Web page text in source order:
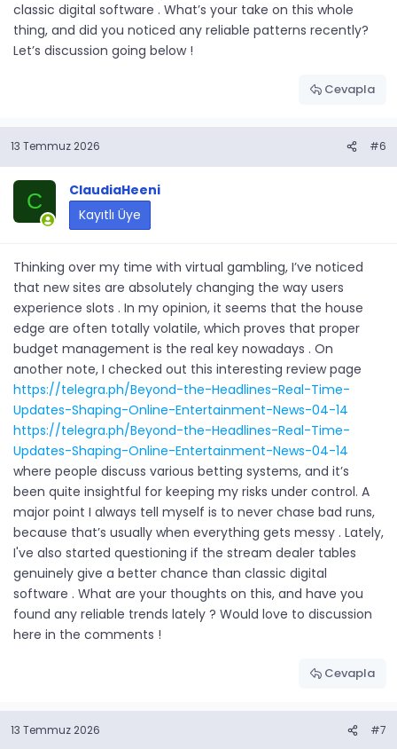
classic digital software . What’s your take on this whole
thing, and did you noticed any reliable patterns recently?
Let’s discussion going below !
Cevapla
13 Temmuz 2026 #6
C
ClaudiaHeeni
Kayıtlı Üye
Thinking over my time with virtual gambling, I’ve noticed
that new sites are absolutely changing the way users
experience slots . In my opinion, it seems that the house
edge are often totally volatile, which proves that proper
budget management is the real key nowadays . On
another note, I checked out this interesting review page
https://telegra.ph/Beyond-the-Headlines-Real-Time-
Updates-Shaping-Online-Entertainment-News-04-14
https://telegra.ph/Beyond-the-Headlines-Real-Time-
Updates-Shaping-Online-Entertainment-News-04-14
where people discuss various betting systems, and it’s
been quite insightful for keeping my risks under control. A
major point I always tell myself is to never chase bad runs,
because that’s usually when everything gets messy . Lately,
I've also started questioning if the stream dealer tables
genuinely give a better chance than classic digital
software . What are your thoughts on this, and have you
found any reliable trends lately ? Would love to discussion
here in the comments !
Cevapla
13 Temmuz 2026 #7